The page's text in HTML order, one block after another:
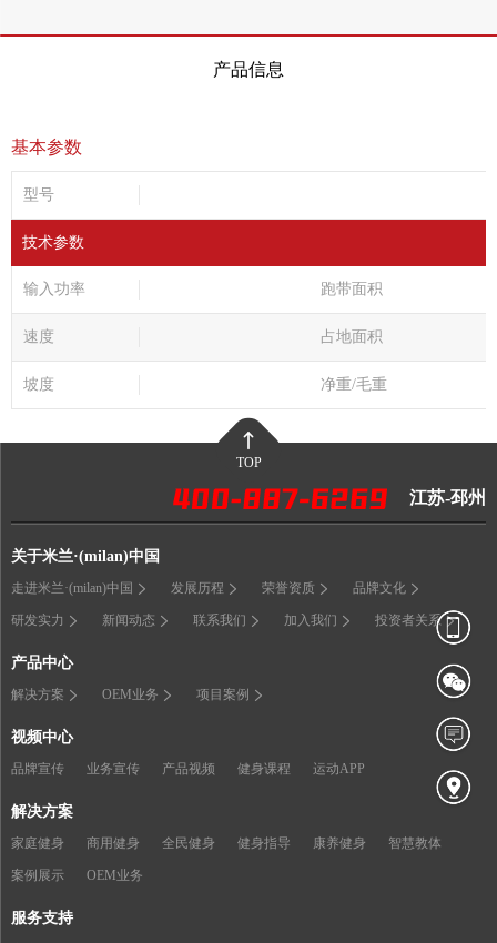
产品信息
基本参数
型号
技术参数
输入功率 跑带面积
速度 占地面积
坡度 净重/毛重
TOP
江苏-邳州
关于米兰·(milan)中国
走进米兰·(milan)中国 发展历程 荣誉资质 品牌文化
研发实力 新闻动态 联系我们 加入我们 投资者关系
产品中心
解决方案 OEM业务 项目案例
视频中心
品牌宣传 业务宣传 产品视频 健身课程 运动APP
解决方案
家庭健身 商用健身 全民健身 健身指导 康养健身 智慧教体
案例展示 OEM业务
服务支持